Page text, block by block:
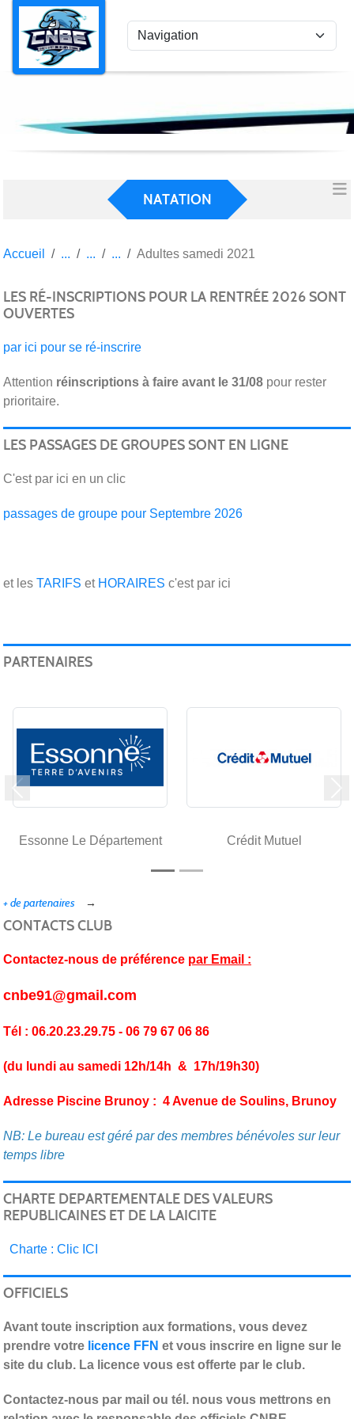
NATATION
Accueil Adultes samedi 2021
LES RÉ-INSCRIPTIONS POUR LA RENTRÉE 2026 SONT
OUVERTES
par ici pour se ré-inscrire
Attention réinscriptions à faire avant le 31/08 pour rester
prioritaire.
LES PASSAGES DE GROUPES SONT EN LIGNE
C'est par ici en un clic
passages de groupe pour Septembre 2026
et les TARIFS et HORAIRES c'est par ici
PARTENAIRES
Essonne Le Département Crédit Mutuel
+ de partenaires
CONTACTS CLUB
Contactez-nous de préférence par Email :
cnbe91@gmail.com
Tél : 06.20.23.29.75 - 06 79 67 06 86
(du lundi au samedi 12h/14h & 17h/19h30)
Adresse Piscine Brunoy : 4 Avenue de Soulins, Brunoy
NB: Le bureau est géré par des membres bénévoles sur leur
temps libre
CHARTE DEPARTEMENTALE DES VALEURS
REPUBLICAINES ET DE LA LAICITE
Charte : Clic ICI
OFFICIELS
Avant toute inscription aux formations, vous devez
prendre votre licence FFN et vous inscrire en ligne sur le
site du club. La licence vous est offerte par le club.
Contactez-nous par mail ou tél. nous vous mettrons en
Panneau de gestion des cookies